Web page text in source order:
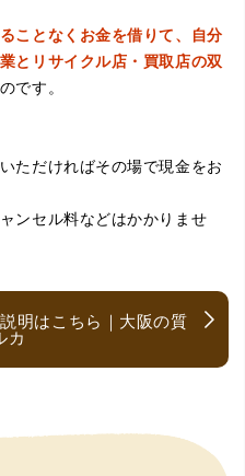
きましたが、対応の方があ
で、やめました。こちら
したので、こちらでお売り
の度はありがとうございま
ことなくお金を借りて、自分
とリサイクル店・買取店の双
です。
ただければその場で現金をお
ンセル料などはかかりませ
明はこちら｜大阪の質
カ